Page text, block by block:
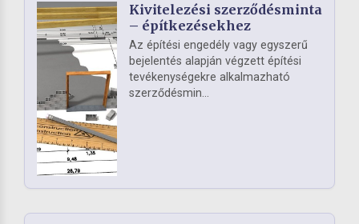
Kivitelezési szerződésminta
– építkezésekhez
Az építési engedély vagy egyszerű
bejelentés alapján végzett építési
tevékenységekre alkalmazható
szerződésmin...